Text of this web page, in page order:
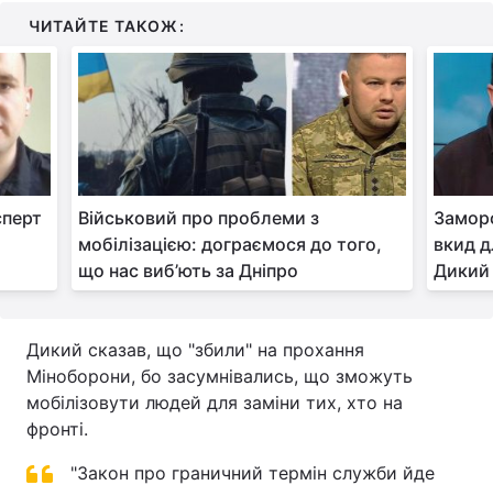
ЧИТАЙТЕ ТАКОЖ:
Військовий про проблеми з
мобілізацією: дограємося до того,
що нас виб’ють за Дніпро
вкид
Дикий
Дикий сказав, що "збили" на прохання
Міноборони, бо засумнівались, що зможуть
мобілізовути людей для заміни тих, хто на
фронті.
"Закон про граничний термін служби йде